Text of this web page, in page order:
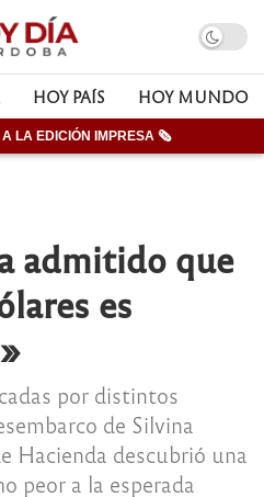
HOY PAÍS HOY MUNDO
A LA EDICIÓN IMPRESA 🗞
admitido que
es
por distintos
de Silvina
Hacienda descubrió una
peor a la esperada